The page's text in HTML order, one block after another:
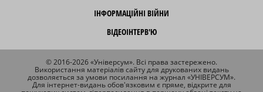
ІНФОРМАЦІЙНІ ВІЙНИ
ВІДЕОІНТЕРВ'Ю
© 2016-2026 «Універсум». Всі права застережено.
Використання матеріалів сайту для друкованих видань
дозволяється за умови посилання на журнал «УНІВЕРСУМ».
Для інтернет-видань обов'язковим є пряме, відкрите для